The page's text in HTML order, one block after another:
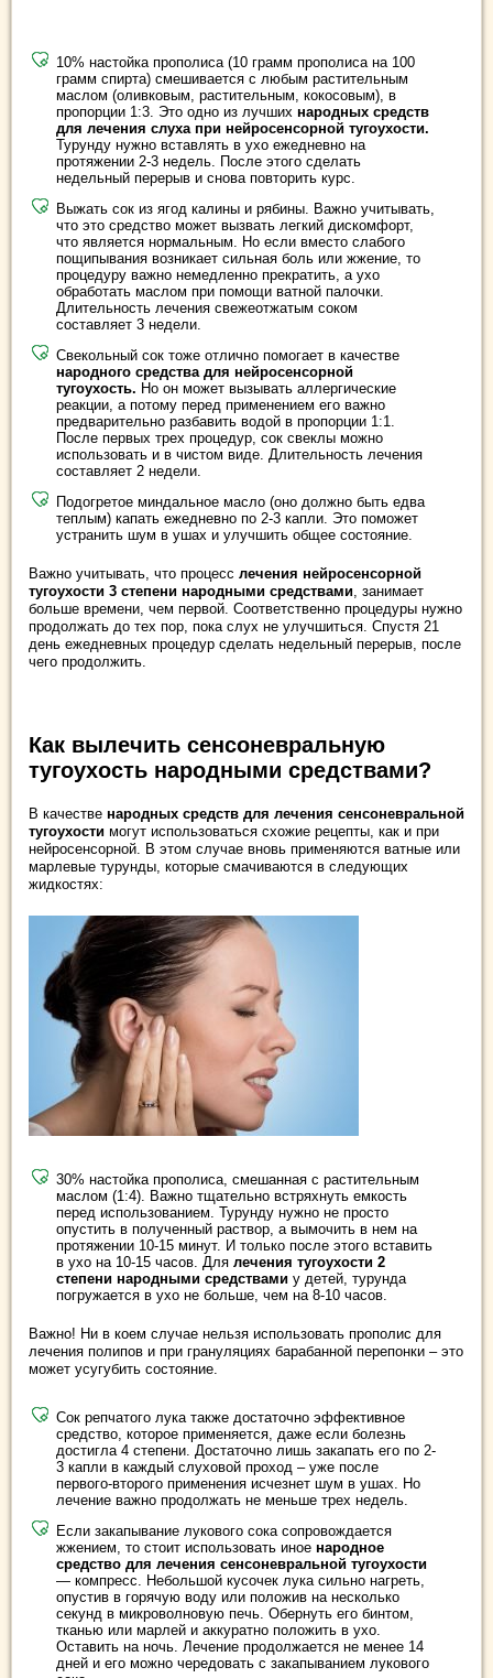
10% настойка прополиса (10 грамм прополиса на 100
грамм спирта) смешивается с любым растительным
маслом (оливковым, растительным, кокосовым), в
пропорции 1:3. Это одно из лучших народных средств
для лечения слуха при нейросенсорной тугоухости.
Турунду нужно вставлять в ухо ежедневно на
протяжении 2-3 недель. После этого сделать
недельный перерыв и снова повторить курс.
Выжать сок из ягод калины и рябины. Важно учитывать,
что это средство может вызвать легкий дискомфорт,
что является нормальным. Но если вместо слабого
пощипывания возникает сильная боль или жжение, то
процедуру важно немедленно прекратить, а ухо
обработать маслом при помощи ватной палочки.
Длительность лечения свежеотжатым соком
составляет 3 недели.
Свекольный сок тоже отлично помогает в качестве
народного средства для нейросенсорной
тугоухость. Но он может вызывать аллергические
реакции, а потому перед применением его важно
предварительно разбавить водой в пропорции 1:1.
После первых трех процедур, сок свеклы можно
использовать и в чистом виде. Длительность лечения
составляет 2 недели.
Подогретое миндальное масло (оно должно быть едва
теплым) капать ежедневно по 2-3 капли. Это поможет
устранить шум в ушах и улучшить общее состояние.
Важно учитывать, что процесс лечения нейросенсорной
тугоухости 3 степени народными средствами, занимает
больше времени, чем первой. Соответственно процедуры нужно
продолжать до тех пор, пока слух не улучшиться. Спустя 21
день ежедневных процедур сделать недельный перерыв, после
чего продолжить.
Как вылечить сенсоневральную
тугоухость народными средствами?
В качестве народных средств для лечения сенсоневральной
тугоухости могут использоваться схожие рецепты, как и при
нейросенсорной. В этом случае вновь применяются ватные или
марлевые турунды, которые смачиваются в следующих
жидкостях:
30% настойка прополиса, смешанная с растительным
маслом (1:4). Важно тщательно встряхнуть емкость
перед использованием. Турунду нужно не просто
опустить в полученный раствор, а вымочить в нем на
протяжении 10-15 минут. И только после этого вставить
в ухо на 10-15 часов. Для лечения тугоухости 2
степени народными средствами у детей, турунда
погружается в ухо не больше, чем на 8-10 часов.
Важно! Ни в коем случае нельзя использовать прополис для
лечения полипов и при грануляциях барабанной перепонки – это
может усугубить состояние.
Сок репчатого лука также достаточно эффективное
средство, которое применяется, даже если болезнь
достигла 4 степени. Достаточно лишь закапать его по 2-
3 капли в каждый слуховой проход – уже после
первого-второго применения исчезнет шум в ушах. Но
лечение важно продолжать не меньше трех недель.
Если закапывание лукового сока сопровождается
жжением, то стоит использовать иное народное
средство для лечения сенсоневральной тугоухости
— компресс. Небольшой кусочек лука сильно нагреть,
опустив в горячую воду или положив на несколько
секунд в микроволновую печь. Обернуть его бинтом,
тканью или марлей и аккуратно положить в ухо.
Оставить на ночь. Лечение продолжается не менее 14
дней и его можно чередовать с закапыванием лукового